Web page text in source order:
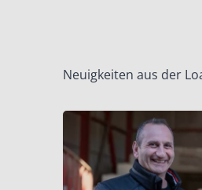
Neuigkeiten aus der